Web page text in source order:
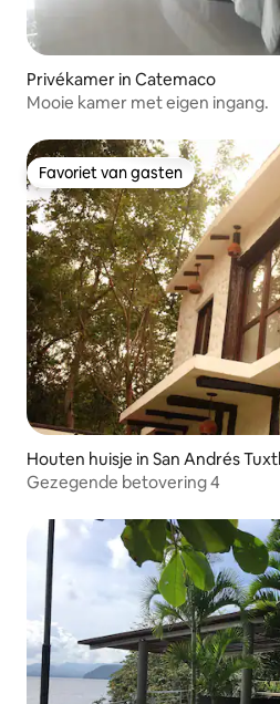
Privékamer in Catemaco
Mooie kamer met eigen ingang.
Favoriet van gasten
Favoriet van gasten
Houten huisje in San Andrés
Gezegende betovering 4